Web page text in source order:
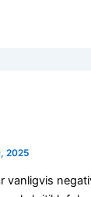
2025
vanligvis